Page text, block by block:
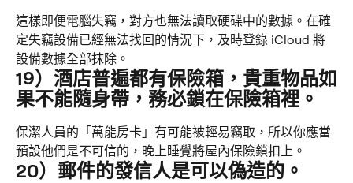
這樣即便電腦失竊，對方也無法讀取硬碟中的數據。在確
定失竊設備已經無法找回的情況下，及時登錄 iCloud 將
設備數據全部抹除。
19）酒店普遍都有保險箱，貴重物品如
果不能隨身帶，務必鎖在保險箱裡。
保潔人員的「萬能房卡」有可能被輕易竊取，所以你應當
預設他們是不可信的，晚上睡覺將屋內保險鎖扣上。
20）郵件的發信人是可以偽造的。